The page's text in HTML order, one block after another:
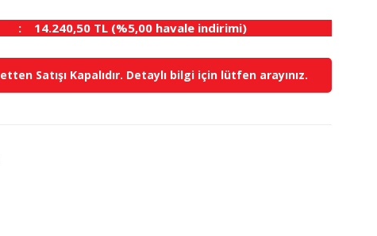
14.240,50 TL (%5,00 havale indirimi)
Satışı Kapalıdır. Detaylı bilgi için lütfen arayınız.